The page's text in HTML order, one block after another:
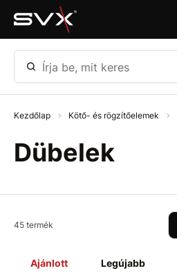
Ugrás az oldal fő részéhez
Írja be, mit keres
Kezdőlap Kötő- és rögzítőelemek
Dübelek
Ajánlott Legújabb
45 termék